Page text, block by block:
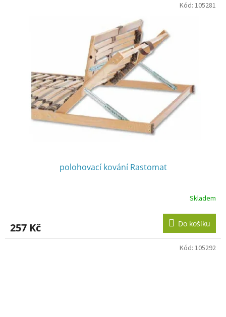
polohovací kování Rastomat
Skladem
257 Kč Do košíku
Kód: 105281
Kód: 105292